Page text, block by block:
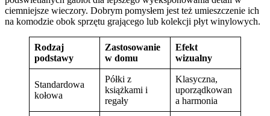
ciemniejsze wieczory. Dobrym pomysłem jest też umieszczenie ich
na komodzie obok sprzętu grającego lub kolekcji płyt winylowych.
Rodzaj
podstawy
Zastosowanie
w domu
Efekt
wizualny
Standardowa
kołowa
Półki z
książkami i
regały
Klasyczna,
uporządkowan
a harmonia